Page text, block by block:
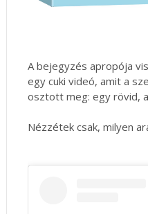
A bejegyzés apropója
egy cuki videó, amit a
osztott meg: egy rövid,
Nézzétek csak, milyen